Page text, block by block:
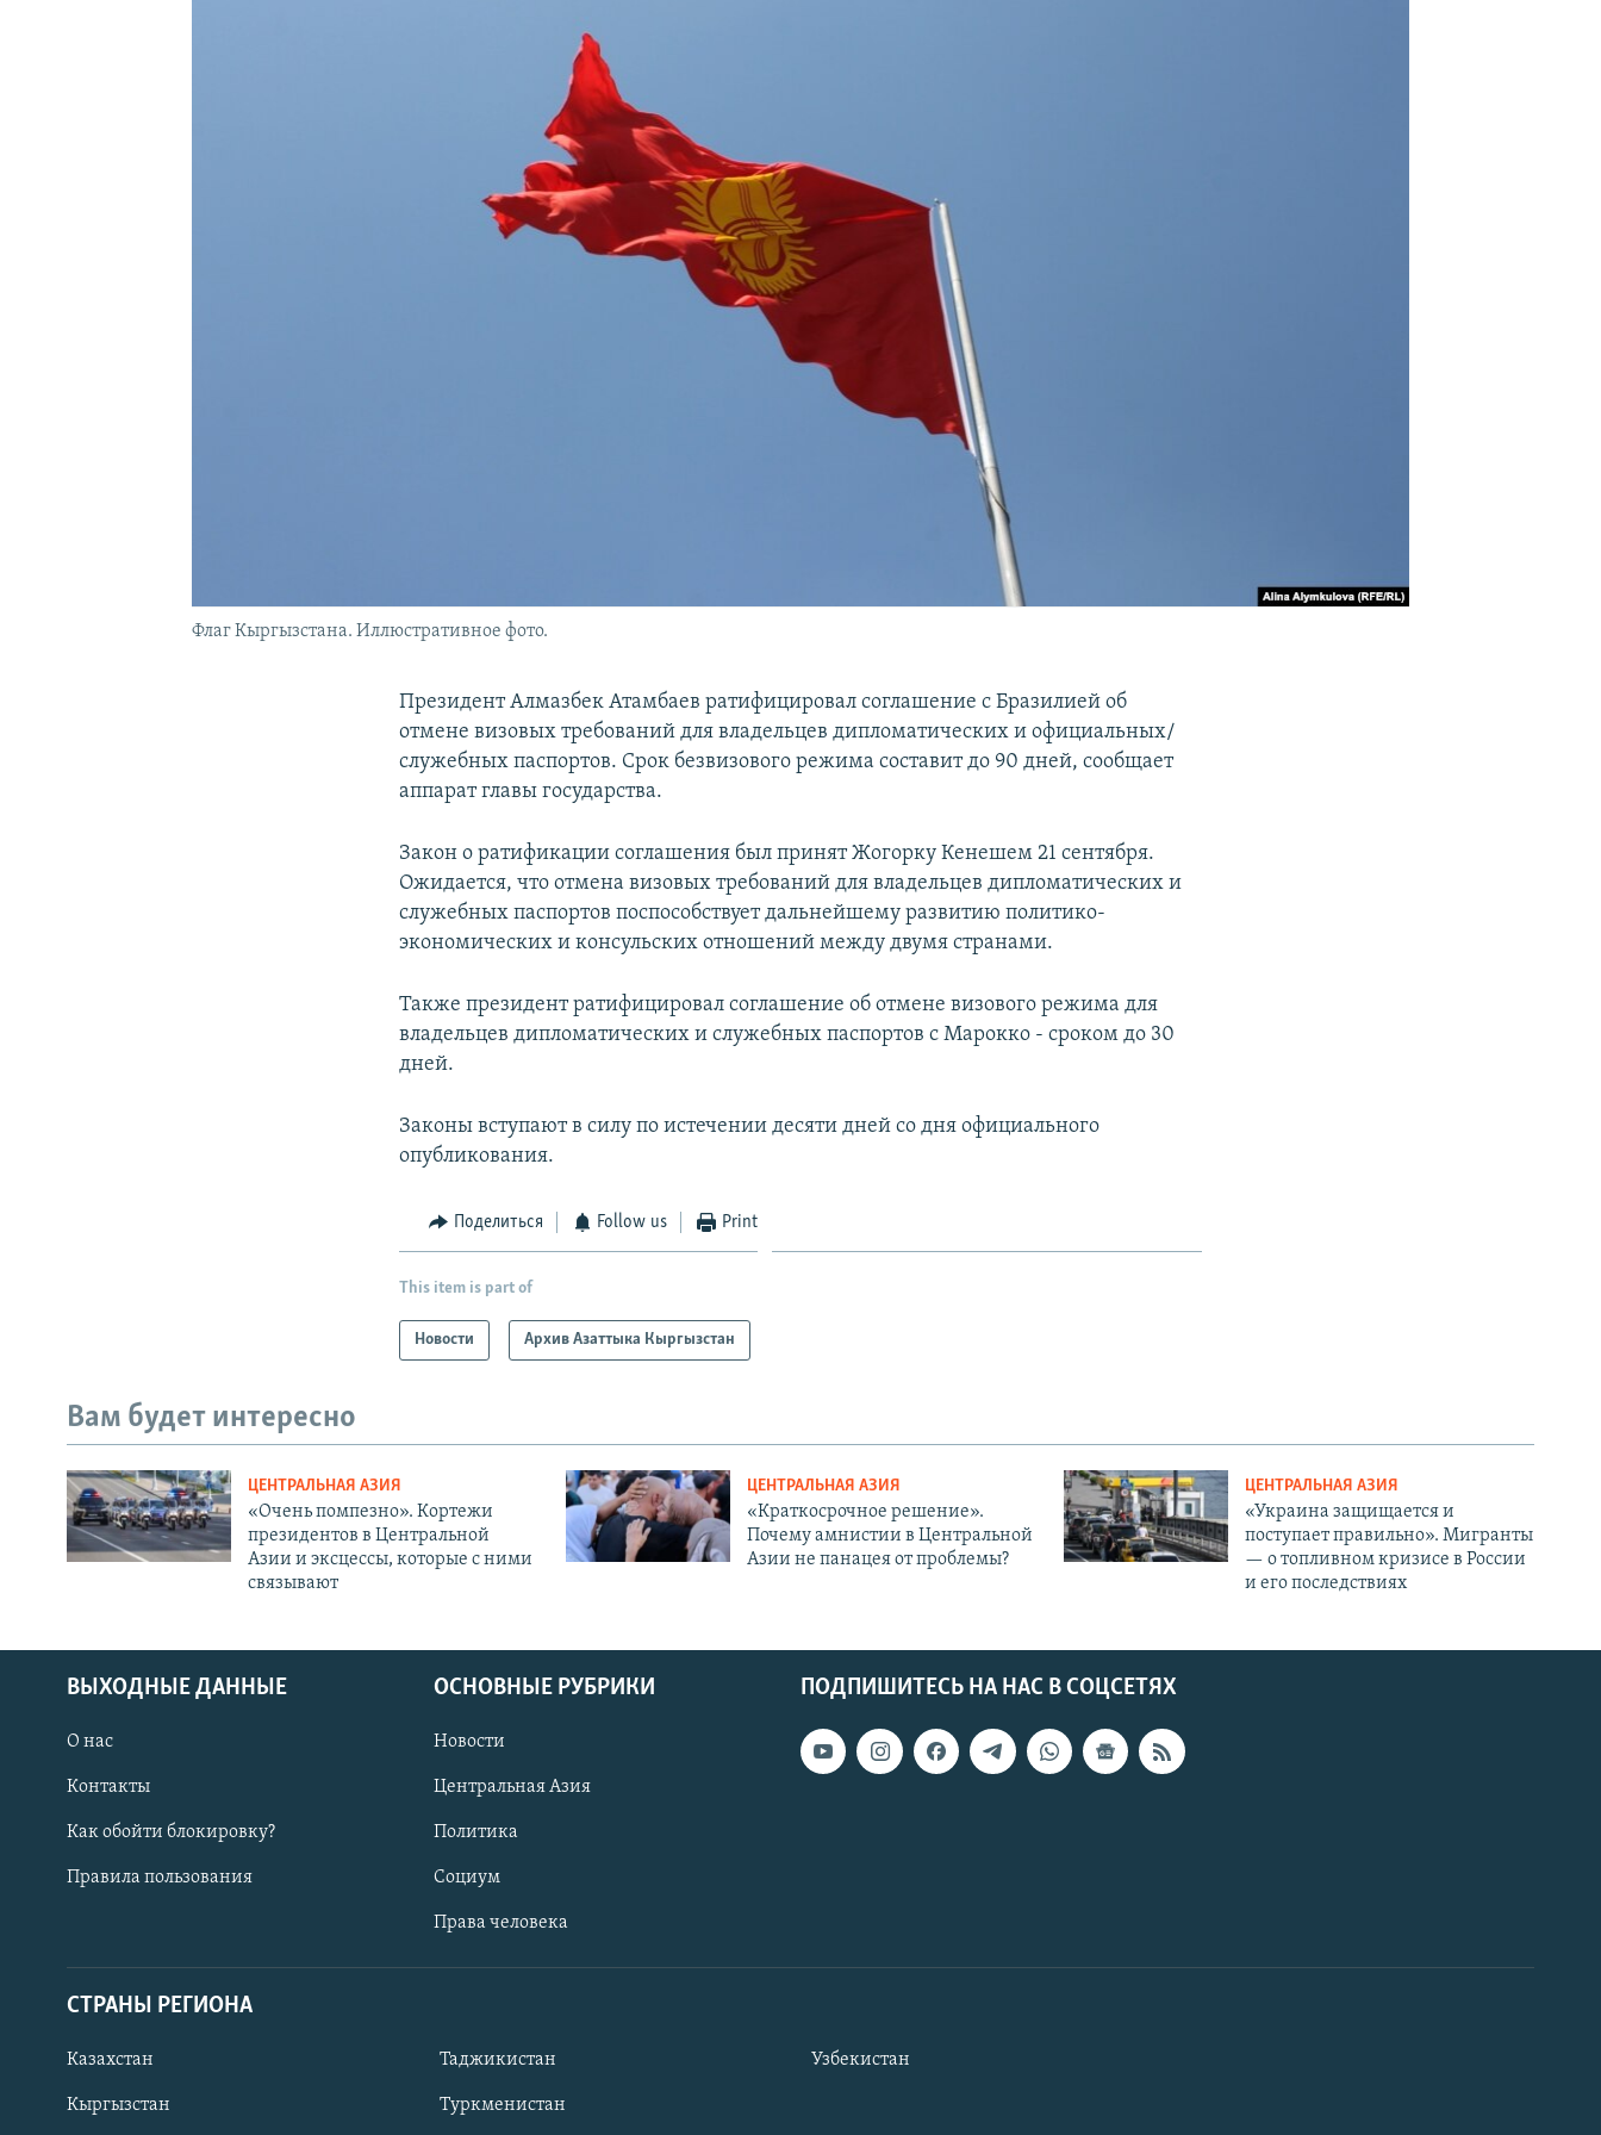
Флаг Кыргызстана. Иллюстративное фото.
Президент Алмазбек Атамбаев ратифицировал соглашение с Бразилией об
отмене визовых требований для владельцев дипломатических и официальных/
служебных паспортов. Срок безвизового режима составит до 90 дней, сообщает
аппарат главы государства.
Закон о ратификации соглашения был принят Жогорку Кенешем 21 сентября.
Ожидается, что отмена визовых требований для владельцев дипломатических и
служебных паспортов поспособствует дальнейшему развитию политико-
экономических и консульских отношений между двумя странами.
Также президент ратифицировал соглашение об отмене визового режима для
владельцев дипломатических и служебных паспортов с Марокко - сроком до 30
дней.
Законы вступают в силу по истечении десяти дней со дня официального
опубликования.
Поделиться Follow us Print
This item is part of
Новости Архив Азаттыка Кыргызстан
Вам будет интересно
ЦЕНТРАЛЬНАЯ АЗИЯ
«Очень помпезно». Кортежи
президентов в Центральной
Азии и эксцессы, которые с ними
связывают
ЦЕНТРАЛЬНАЯ АЗИЯ
«Краткосрочное решение».
Почему амнистии в Центральной
Азии не панацея от проблемы?
ЦЕНТРАЛЬНАЯ АЗИЯ
«Украина защищается и
поступает правильно». Мигранты
— о топливном кризисе в России
и его последствиях
ПОДПИШИТЕСЬ НА НАС В СОЦСЕТЯХ
ВЫХОДНЫЕ ДАННЫЕ
О нас
Контакты
Как обойти блокировку?
Правила пользования
ОСНОВНЫЕ РУБРИКИ
Новости
Центральная Азия
Политика
Социум
Права человека
СТРАНЫ РЕГИОНА
Казахстан
Кыргызстан
Таджикистан
Туркменистан
Узбекистан